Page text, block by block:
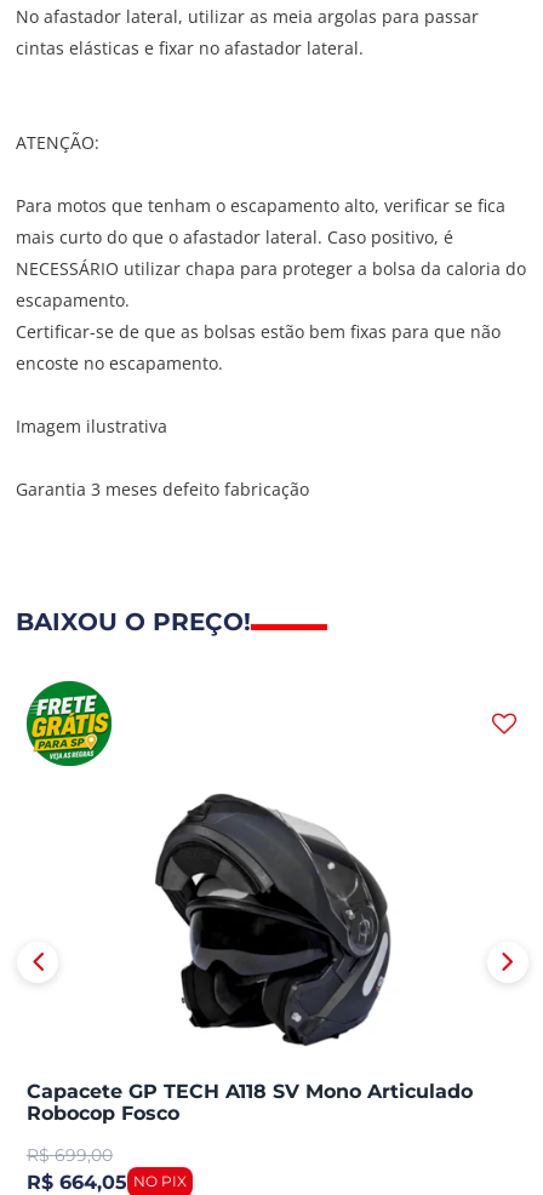
No afastador lateral, utilizar as meia argolas para passar
cintas elásticas e fixar no afastador lateral.
ATENÇÃO:
Para motos que tenham o escapamento alto, verificar se fica
mais curto do que o afastador lateral. Caso positivo, é
NECESSÁRIO utilizar chapa para proteger a bolsa da caloria do
escapamento.
Certificar-se de que as bolsas estão bem fixas para que não
encoste no escapamento.
Imagem ilustrativa
Garantia 3 meses defeito fabricação
BAIXOU O PREÇO!
Capacete GP TECH A118 SV Mono Articulado
Robocop Fosco
R$ 699,00
R$ 664,05